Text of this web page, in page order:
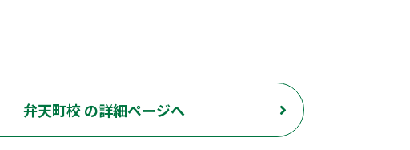
弁天町校 の詳細ページへ